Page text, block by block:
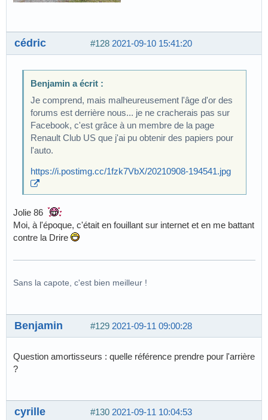
#128 2021-09-10 15:41:20
cédric
Benjamin a écrit :
Je comprend, mais malheureusement l'âge d'or des
forums est derrière nous... je ne cracherais pas sur
Facebook, c'est grâce à un membre de la page
Renault Club US que j'ai pu obtenir des papiers pour
l'auto.
https://i.postimg.cc/1fzk7VbX/20210908-194541.jpg
Jolie 86
Moi, à l'époque, c'était en fouillant sur internet et en me battant
contre la Drire
Sans la capote, c'est bien meilleur !
#129 2021-09-11 09:00:28
Benjamin
Question amortisseurs : quelle référence prendre pour l'arrière
?
#130 2021-09-11 10:04:53
cyrille